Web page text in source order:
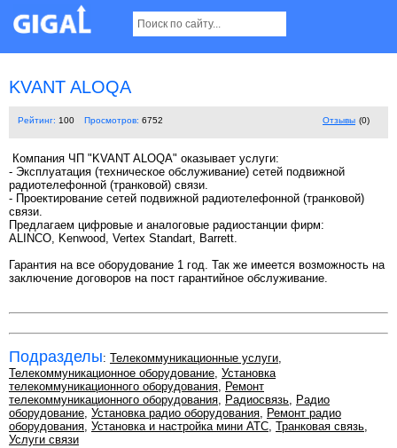
KVANT ALOQA
Рейтинг: 100 Просмотров: 6752 Отзывы (0)
Компания ЧП "KVANT ALOQA" оказывает услуги:
- Эксплуатация (техническое обслуживание) сетей подвижной
радиотелефонной (транковой) связи.
- Проектирование сетей подвижной радиотелефонной (транковой)
связи.
Предлагаем цифровые и аналоговые радиостанции фирм:
ALINCO, Kenwood, Vertex Standart, Barrett.
Гарантия на все оборудование 1 год. Так же имеется возможность на
заключение договоров на пост гарантийное обслуживание.
Подразделы: Телекоммуникационные услуги,
Телекоммуникационное оборудование, Установка
телекоммуникационного оборудования, Ремонт
телекоммуникационного оборудования, Радиосвязь, Радио
оборудование, Установка радио оборудования, Ремонт радио
оборудования, Установка и настройка мини АТС, Транковая связь,
Услуги связи